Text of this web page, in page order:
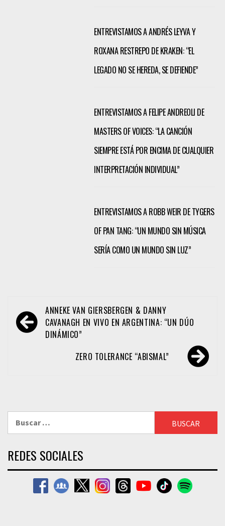
ENTREVISTAMOS A ANDRÉS LEYVA Y
ROXANA RESTREPO DE KRAKEN: “EL
LEGADO NO SE HEREDA, SE DEFIENDE”
ENTREVISTAMOS A FELIPE ANDREOLI DE
MASTERS OF VOICES: “LA CANCIÓN
SIEMPRE ESTÁ POR ENCIMA DE CUALQUIER
INTERPRETACIÓN INDIVIDUAL”
ENTREVISTAMOS A ROBB WEIR DE TYGERS
OF PAN TANG: “UN MUNDO SIN MÚSICA
SERÍA COMO UN MUNDO SIN LUZ”
Navegación
de
entradas
ANNEKE VAN GIERSBERGEN & DANNY
CAVANAGH EN VIVO EN ARGENTINA: “UN DÚO
DINÁMICO”
ZERO TOLERANCE “ABISMAL”
REDES SOCIALES